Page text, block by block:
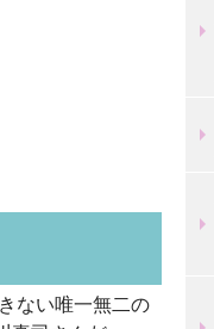
ない唯一無二の